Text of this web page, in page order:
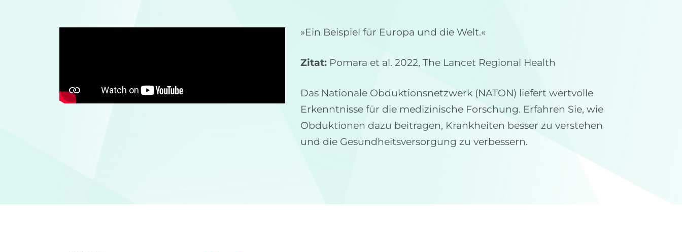
»Ein Beispiel für Europa und die Welt.«
Zitat: Pomara et al. 2022, The Lancet Regional Health
Das Nationale Obduktionsnetzwerk (NATON) liefert wertvolle
Erkenntnisse für die medizinische Forschung. Erfahren Sie, wie
Obduktionen dazu beitragen, Krankheiten besser zu verstehen
und die Gesundheitsversorgung zu verbessern.